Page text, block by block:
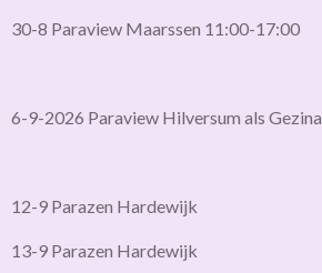
30-8 Paraview Maarssen 11:00-17:00
6-9-2026 Paraview Hilversum als
12-9 Parazen Hardewijk
13-9 Parazen Hardewijk